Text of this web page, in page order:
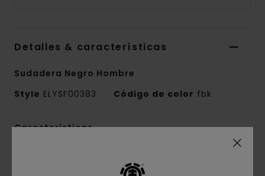
Detalles & características
Sudadera Negro Hombre
Style ELYSF00383 Código de color fbk
Características
algodón, 25% algodón reciclado y 20% poliéster